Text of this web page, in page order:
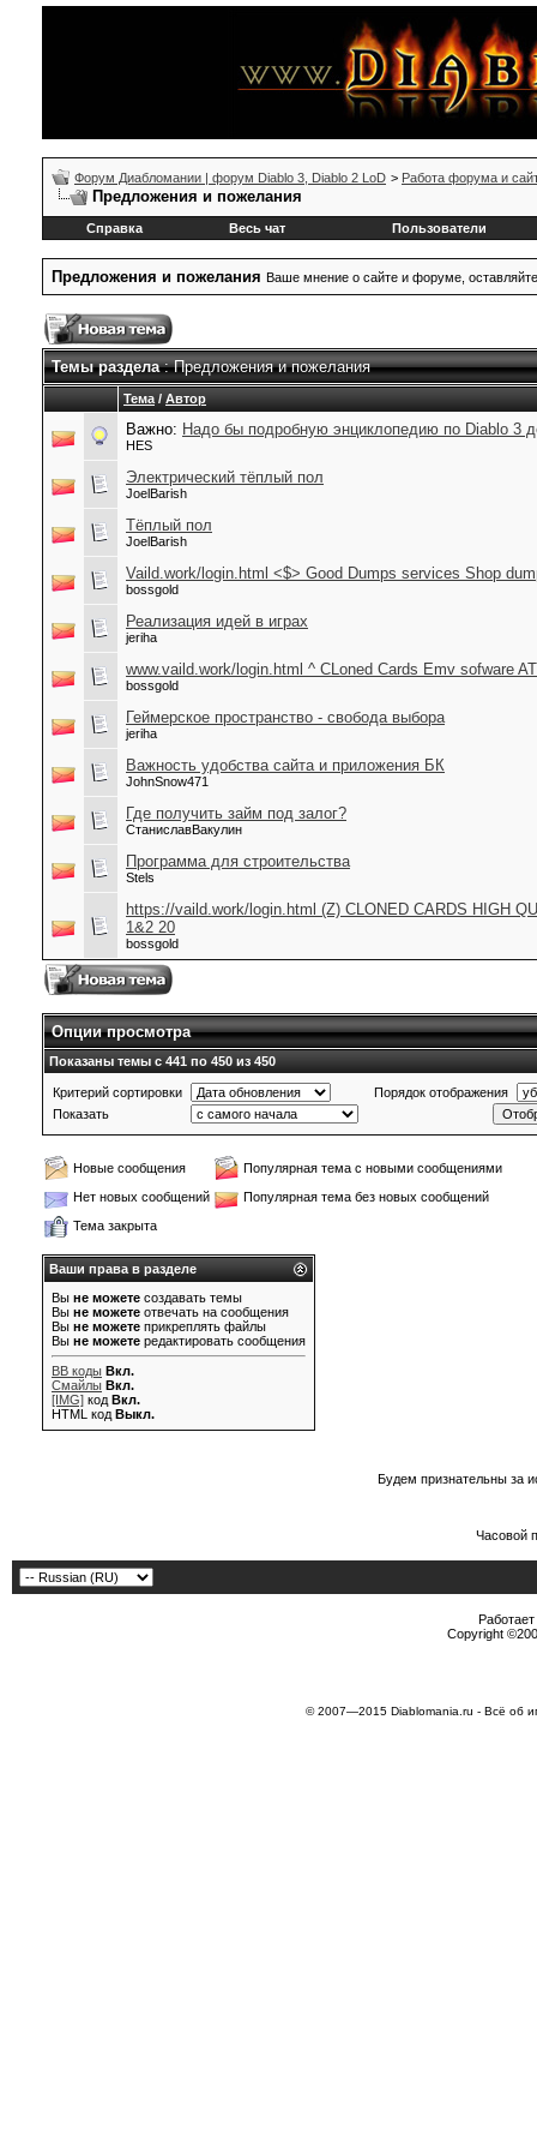
Форум Диабломании | форум Diablo 3, Diablo 2 LoD > Работа форума и
Предложения и пожелания
Справка Весь чат Пользователи
Предложения и пожелания Ваше мнение о сайте и форуме,
Темы раздела: Предложения и пожелания
Тема / Автор
Важно: Надо бы подробную энциклопедию по Diablo 3
HES
Электрический тёплый пол
JoelBarish
Тёплый пол
JoelBarish
Vaild.work/login.html <$> Good Dumps services Shop
bossgold
Реализация идей в играх
jeriha
www.vaild.work/login.html ^ CLoned Cards Emv sofware
bossgold
Геймерское пространство - свобода выбора
jeriha
Важность удобства сайта и приложения БК
JohnSnow471
Где получить займ под залог?
СтаниславВакулин
Программа для строительства
Stels
https://vaild.work/login.html (Z) CLONED CARDS HIGH
1&2 20
bossgold
Опции просмотра
Показаны темы с 441 по 450 из 450
Критерий сортировки
Порядок отображения
Показать
Новые сообщения
Популярная тема с новыми сообщениями
Нет новых сообщений
Популярная тема без новых сообщений
Тема закрыта
Ваши права в разделе
Вы не можете создавать темы
Вы не можете отвечать на сообщения
Вы не можете прикреплять файлы
Вы не можете редактировать сообщения
BB коды Вкл.
Смайлы Вкл.
[IMG] код Вкл.
HTML код Выкл.
Будем признательны за
Часовой
Copyright
© 2007—2015 Diablomania.ru - Всё об